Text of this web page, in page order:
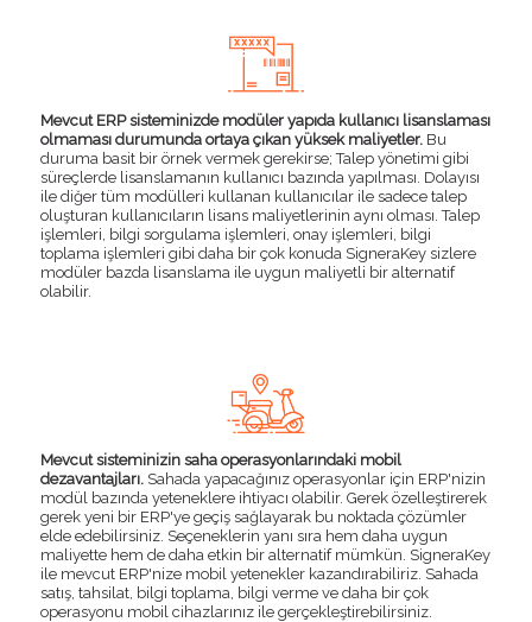
Mevcut ERP sisteminizde modüler yapıda kullanıcı lisanslaması
olmaması durumunda ortaya çıkan yüksek maliyetler.Bu
duruma basit bir örnek vermek gerekirse; Talep yönetimi gibi
süreçlerde lisanslamanın kullanıcı bazında yapılması. Dolayısı
ile diğer tüm modülleri kullanan kullanıcılar ile sadece talep
oluşturan kullanıcıların lisans maliyetlerinin aynı olması. Talep
işlemleri, bilgi sorgulama işlemleri, onay işlemleri, bilgi
toplama işlemleri gibi daha bir çok konuda SigneraKey sizlere
modüler bazda lisanslama ile uygun maliyetli bir alternatif
olabilir.
Mevcut sisteminizin saha operasyonlarındaki mobil
dezavantajları.Sahada yapacağınız operasyonlar için ERP'nizin
modül bazında yeteneklere ihtiyacı olabilir. Gerek özelleştirerek
gerek yeni bir ERP'ye geçiş sağlayarak bu noktada çözümler
elde edebilirsiniz. Seçeneklerin yanı sıra hem daha uygun
maliyette hem de daha etkin bir alternatif mümkün. SigneraKey
ile mevcut ERP'nize mobil yetenekler kazandırabiliriz. Sahada
satış, tahsilat, bilgi toplama, bilgi verme ve daha bir çok
operasyonu mobil cihazlarınız ile gerçekleştirebilirsiniz.